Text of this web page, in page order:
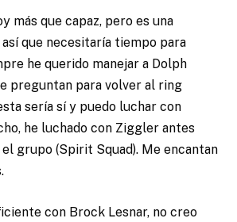
más que capaz, pero es una
que necesitaría tiempo para
he querido manejar a Dolph
preguntan para volver al ring
sería sí y puedo luchar con
he luchado con Ziggler antes
grupo (Spirit Squad). Me encantan
con Brock Lesnar, no creo